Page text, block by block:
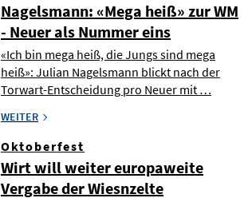
Nagelsmann: «Mega heiß» zur WM
- Neuer als Nummer eins
«Ich bin mega heiß, die Jungs sind mega
heiß»: Julian Nagelsmann blickt nach der
Torwart-Entscheidung pro Neuer mit …
WEITER
Oktoberfest
Wirt will weiter europaweite
Vergabe der Wiesnzelte